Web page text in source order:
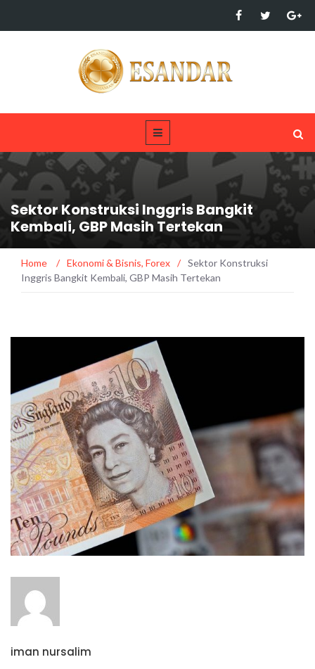
Sektor Konstruksi Inggris Bangkit
Kembali, GBP Masih Tertekan
Home / Ekonomi & Bisnis, Forex / Sektor Konstruksi
Inggris Bangkit Kembali, GBP Masih Tertekan
iman nursalim